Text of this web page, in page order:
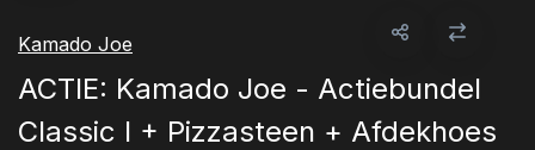
Kamado Joe
ACTIE: Kamado Joe - Actiebundel
Classic I + Pizzasteen + Afdekhoes